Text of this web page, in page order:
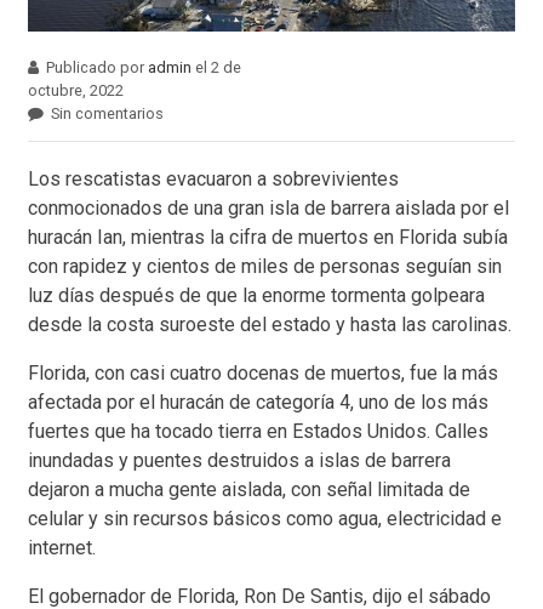
Publicado por admin el 2 de
octubre, 2022
Sin comentarios
Los rescatistas evacuaron a sobrevivientes
conmocionados de una gran isla de barrera aislada por el
huracán Ian, mientras la cifra de muertos en Florida subía
con rapidez y cientos de miles de personas seguían sin
luz días después de que la enorme tormenta golpeara
desde la costa suroeste del estado y hasta las carolinas.
Florida, con casi cuatro docenas de muertos, fue la más
afectada por el huracán de categoría 4, uno de los más
fuertes que ha tocado tierra en Estados Unidos. Calles
inundadas y puentes destruidos a islas de barrera
dejaron a mucha gente aislada, con señal limitada de
celular y sin recursos básicos como agua, electricidad e
internet.
El gobernador de Florida, Ron De Santis, dijo el sábado